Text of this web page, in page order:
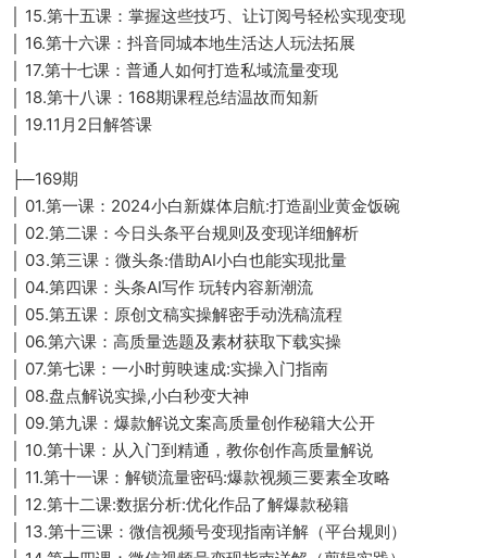
│ 15.第十五课：掌握这些技巧、让订阅号轻松实现变现
│ 16.第十六课：抖音同城本地生活达人玩法拓展
│ 17.第十七课：普通人如何打造私域流量变现
│ 18.第十八课：168期课程总结温故而知新
│ 19.11月2日解答课
├─169期
│ 01.第一课：2024小白新媒体启航:打造副业黄金饭碗
│ 02.第二课：今日头条平台规则及变现详细解析
│ 03.第三课：微头条:借助AI小白也能实现批量
│ 04.第四课：头条AI写作 玩转内容新潮流
│ 05.第五课：原创文稿实操解密手动洗稿流程
│ 06.第六课：高质量选题及素材获取下载实操
│ 07.第七课：一小时剪映速成:实操入门指南
│ 08.盘点解说实操,小白秒变大神
│ 09.第九课：爆款解说文案高质量创作秘籍大公开
│ 10.第十课：从入门到精通，教你创作高质量解说
│ 11.第十一课：解锁流量密码:爆款视频三要素全攻略
│ 12.第十二课:数据分析:优化作品了解爆款秘籍
│ 13.第十三课：微信视频号变现指南详解（平台规则）